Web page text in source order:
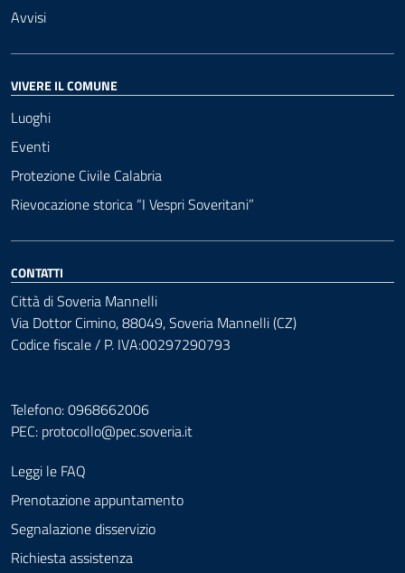
Avvisi
VIVERE IL COMUNE
Luoghi
Eventi
Protezione Civile Calabria
Rievocazione storica “I Vespri Soveritani”
CONTATTI
Città di Soveria Mannelli
Via Dottor Cimino, 88049, Soveria Mannelli (CZ)
Codice fiscale / P. IVA:00297290793
Telefono: 0968662006
PEC: protocollo@pec.soveria.it
Leggi le FAQ
Prenotazione appuntamento
Segnalazione disservizio
Richiesta assistenza